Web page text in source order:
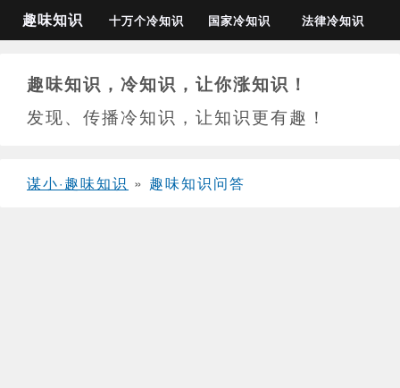
趣味知识 十万个冷知识 国家冷知识 法律冷知识
趣味知识，冷知识，让你涨知识！
发现、传播冷知识，让知识更有趣！
谋小·趣味知识 » 趣味知识问答